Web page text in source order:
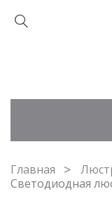
Главная
Светодиодная